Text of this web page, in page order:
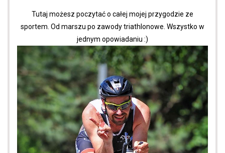
Tutaj możesz poczytać o całej mojej przygodzie ze
sportem. Od marszu po zawody triathlonowe. Wszystko w
jednym opowiadaniu :)